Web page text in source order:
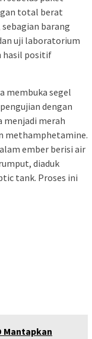
total berat
barang
uji laboratorium
hasil positif
membuka segel
dengan
menjadi merah
methamphetamine.
ember berisi air
diaduk
tank. Proses ini
Mantapkan